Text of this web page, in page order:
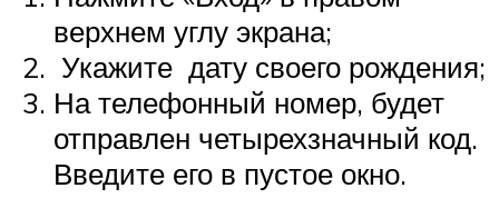
верхнем углу экрана;
Укажите дату своего рождения;
На телефонный номер, будет
отправлен четырехзначный код.
Введите его в пустое окно.